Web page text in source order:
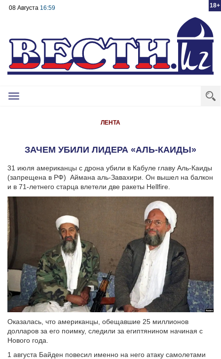
18+
08 Августа 16:59
Toggle
ЛЕНТА
ЗАЧЕМ УБИЛИ ЛИДЕРА «АЛЬ-КАИДЫ»
31 июля американцы с дрона убили в Кабуле главу Аль-Каиды
(запрещена в РФ) Аймана аль-Завахири. Он вышел на балкон
и в 71-летнего старца влетели две ракеты Hellfire.
Оказалась, что американцы, обещавшие 25 миллионов
долларов за его поимку, следили за египтянином начиная с
Нового года.
1 августа Байден повесил именно на него атаку самолетами